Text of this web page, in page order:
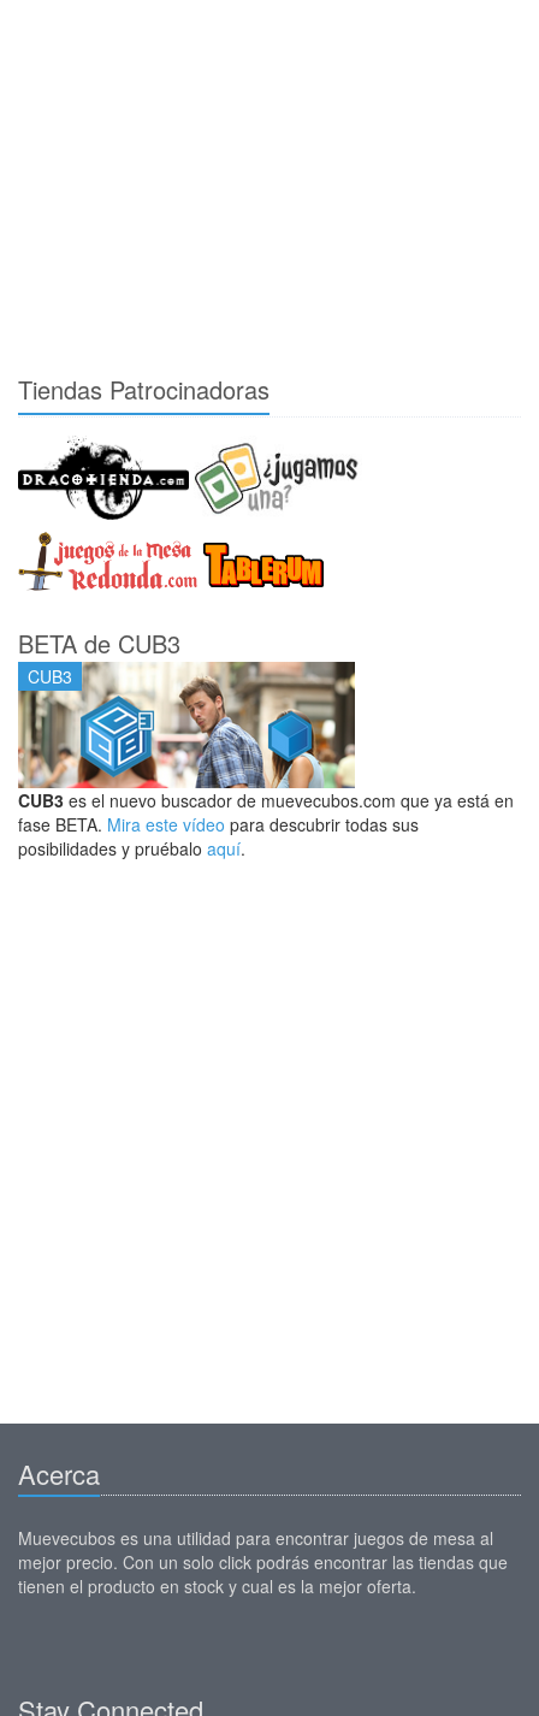
Tiendas Patrocinadoras
BETA de CUB3
CUB3
CUB3 es el nuevo buscador de muevecubos.com que ya está en
fase BETA. Mira este vídeo para descubrir todas sus
posibilidades y pruébalo aquí.
Acerca
Muevecubos es una utilidad para encontrar juegos de mesa al
mejor precio. Con un solo click podrás encontrar las tiendas que
tienen el producto en stock y cual es la mejor oferta.